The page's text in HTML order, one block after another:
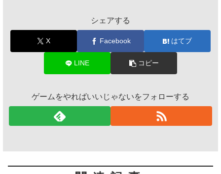
シェアする
X Facebook はてブ
LINE コピー
ゲームをやればいいじゃないをフォローする